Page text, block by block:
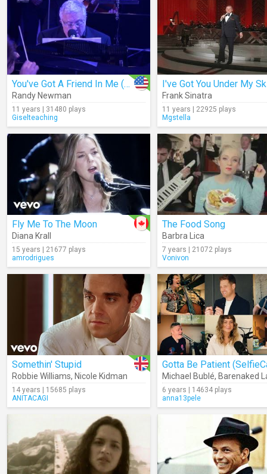
You've Got A Friend In Me (Live)
Randy Newman
11 years | 31480 plays
Giselteaching
Frank Sinatra
11 years | 22925 plays
Mgstella
Fly Me To The Moon
Diana Krall
15 years | 21677 plays
amrodrigues
The Food Song
Barbra Lica
7 years | 21072 plays
Vonivon
Somethin' Stupid
Robbie Williams, Nicole Kidman
14 years | 15685 plays
ANITACAGI
Michael Bublé, Barenaked
6 years | 14634 plays
anna13pele